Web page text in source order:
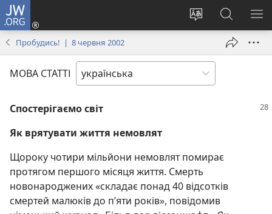
JW.ORG
Змінити
Увійти
(відкривається
вікні)
Пошук
на
сайті
Пробудись! | 8 червня 2002
МОВА СТАТТІ
Спостерігаємо світ
Як врятувати життя немовлят
Щороку чотири мільйони немовлят помирає
протягом першого місяця життя. Смерть
новонароджених «складає понад 40 відсотків
смертей малюків до п’яти років», повідомив